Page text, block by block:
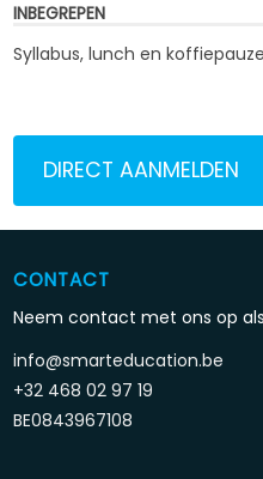
INBEGREPEN
Syllabus, lunch en
DIRECT AANMELDEN
CONTACT
Neem contact met ons op
info@smarteducation.be
+32 468 02 97 19
BE0843967108